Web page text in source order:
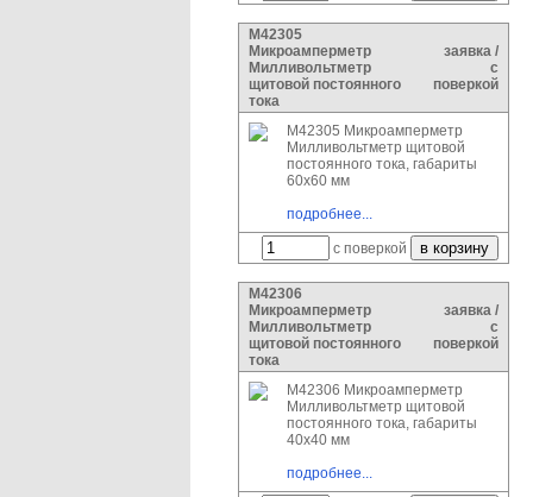
М42305
Микроамперметр
Милливольтметр
щитовой постоянного
тока
заявка /
с
поверкой
М42305 Микроамперметр
Милливольтметр щитовой
постоянного тока, габариты
60х60 мм
подробнее...
с поверкой
М42306
Микроамперметр
Милливольтметр
щитовой постоянного
тока
заявка /
с
поверкой
М42306 Микроамперметр
Милливольтметр щитовой
постоянного тока, габариты
40х40 мм
подробнее...